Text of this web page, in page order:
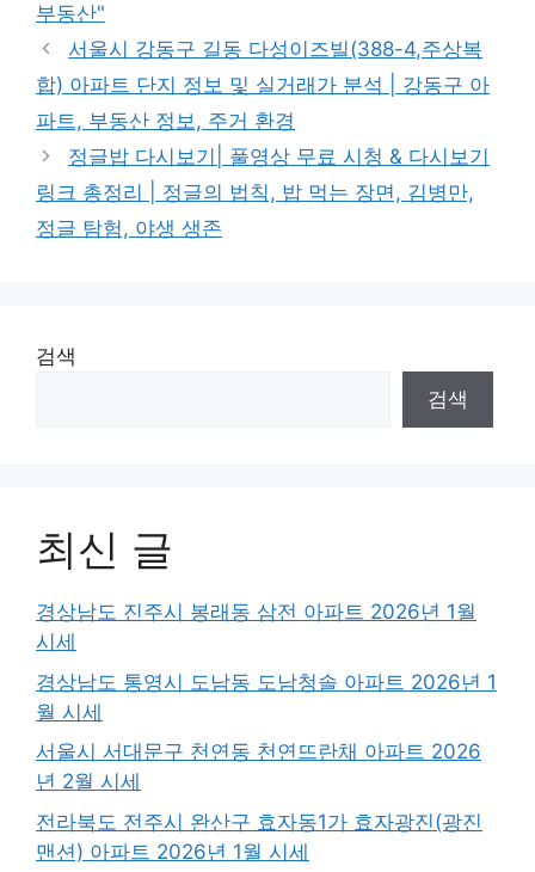
부동산"
서울시 강동구 길동 다성이즈빌(388-4,주상복
합) 아파트 단지 정보 및 실거래가 분석 | 강동구 아
파트, 부동산 정보, 주거 환경
정글밥 다시보기| 풀영상 무료 시청 & 다시보기
링크 총정리 | 정글의 법칙, 밥 먹는 장면, 김병만,
정글 탐험, 야생 생존
검색
검색
최신 글
경상남도 진주시 봉래동 삼전 아파트 2026년 1월
시세
경상남도 통영시 도남동 도남청솔 아파트 2026년 1
월 시세
서울시 서대문구 천연동 천연뜨란채 아파트 2026
년 2월 시세
전라북도 전주시 완산구 효자동1가 효자광진(광진
맨션) 아파트 2026년 1월 시세